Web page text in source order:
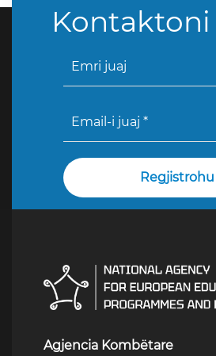
Kontaktoni
Agjencia Kombëtare